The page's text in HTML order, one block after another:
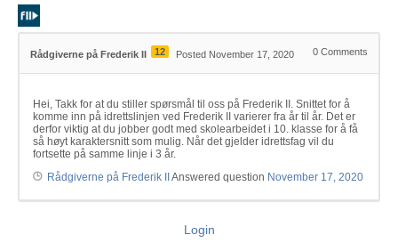
Rådgiverne på Frederik II 12 Posted November 17, 2020 0 Comments
Hei, Takk for at du stiller spørsmål til oss på Frederik II. Snittet for å
komme inn på idrettslinjen ved Frederik II varierer fra år til år. Det er
derfor viktig at du jobber godt med skolearbeidet i 10. klasse for å få
så høyt karaktersnitt som mulig. Når det gjelder idrettsfag vil du
fortsette på samme linje i 3 år.
Rådgiverne på Frederik II
Answered question November 17, 2020
Login